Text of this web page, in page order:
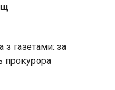
з газетами: за
прокурора